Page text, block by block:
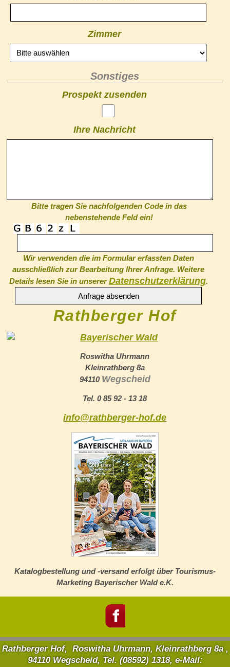
Zimmer
Sonstiges
Prospekt zusenden
Ihre Nachricht
Bitte tragen Sie nachfolgenden Code in das
nebenstehende Feld ein!
Wir verwenden die im Formular erfassten Daten
ausschließlich zur Bearbeitung Ihrer Anfrage. Weitere
Details lesen Sie in unsererDatenschutzerklärung.
Rathberger Hof
Roswitha Uhrmann
Kleinrathberg 8a
94110 Wegscheid
Tel. 0 85 92 - 13 18
info@rathberger-hof.de
Katalogbestellung und -versand erfolgt über Tourismus-
Marketing Bayerischer Wald e.K.
Rathberger Hof, Roswitha Uhrmann, Kleinrathberg 8a ,
94110 Wegscheid, Tel. (08592) 1318, e-Mail: